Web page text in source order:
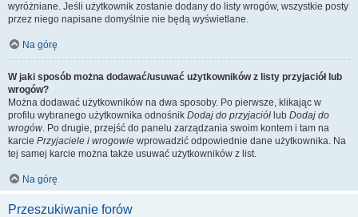
wyróżniane. Jeśli użytkownik zostanie dodany do listy wrogów, wszystkie posty
przez niego napisane domyślnie nie będą wyświetlane.
Na górę
W jaki sposób można dodawać/usuwać użytkowników z listy przyjaciół lub
wrogów?
Można dodawać użytkowników na dwa sposoby. Po pierwsze, klikając w
profilu wybranego użytkownika odnośnik Dodaj do przyjaciół lub Dodaj do
wrogów. Po drugie, przejść do panelu zarządzania swoim kontem i tam na
karcie Przyjaciele i wrogowie wprowadzić odpowiednie dane użytkownika. Na
tej samej karcie można także usuwać użytkowników z list.
Na górę
Przeszukiwanie forów